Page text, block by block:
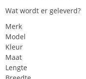
Wat wordt er geleverd?
Merk
Model
Kleur
Maat
Lengte